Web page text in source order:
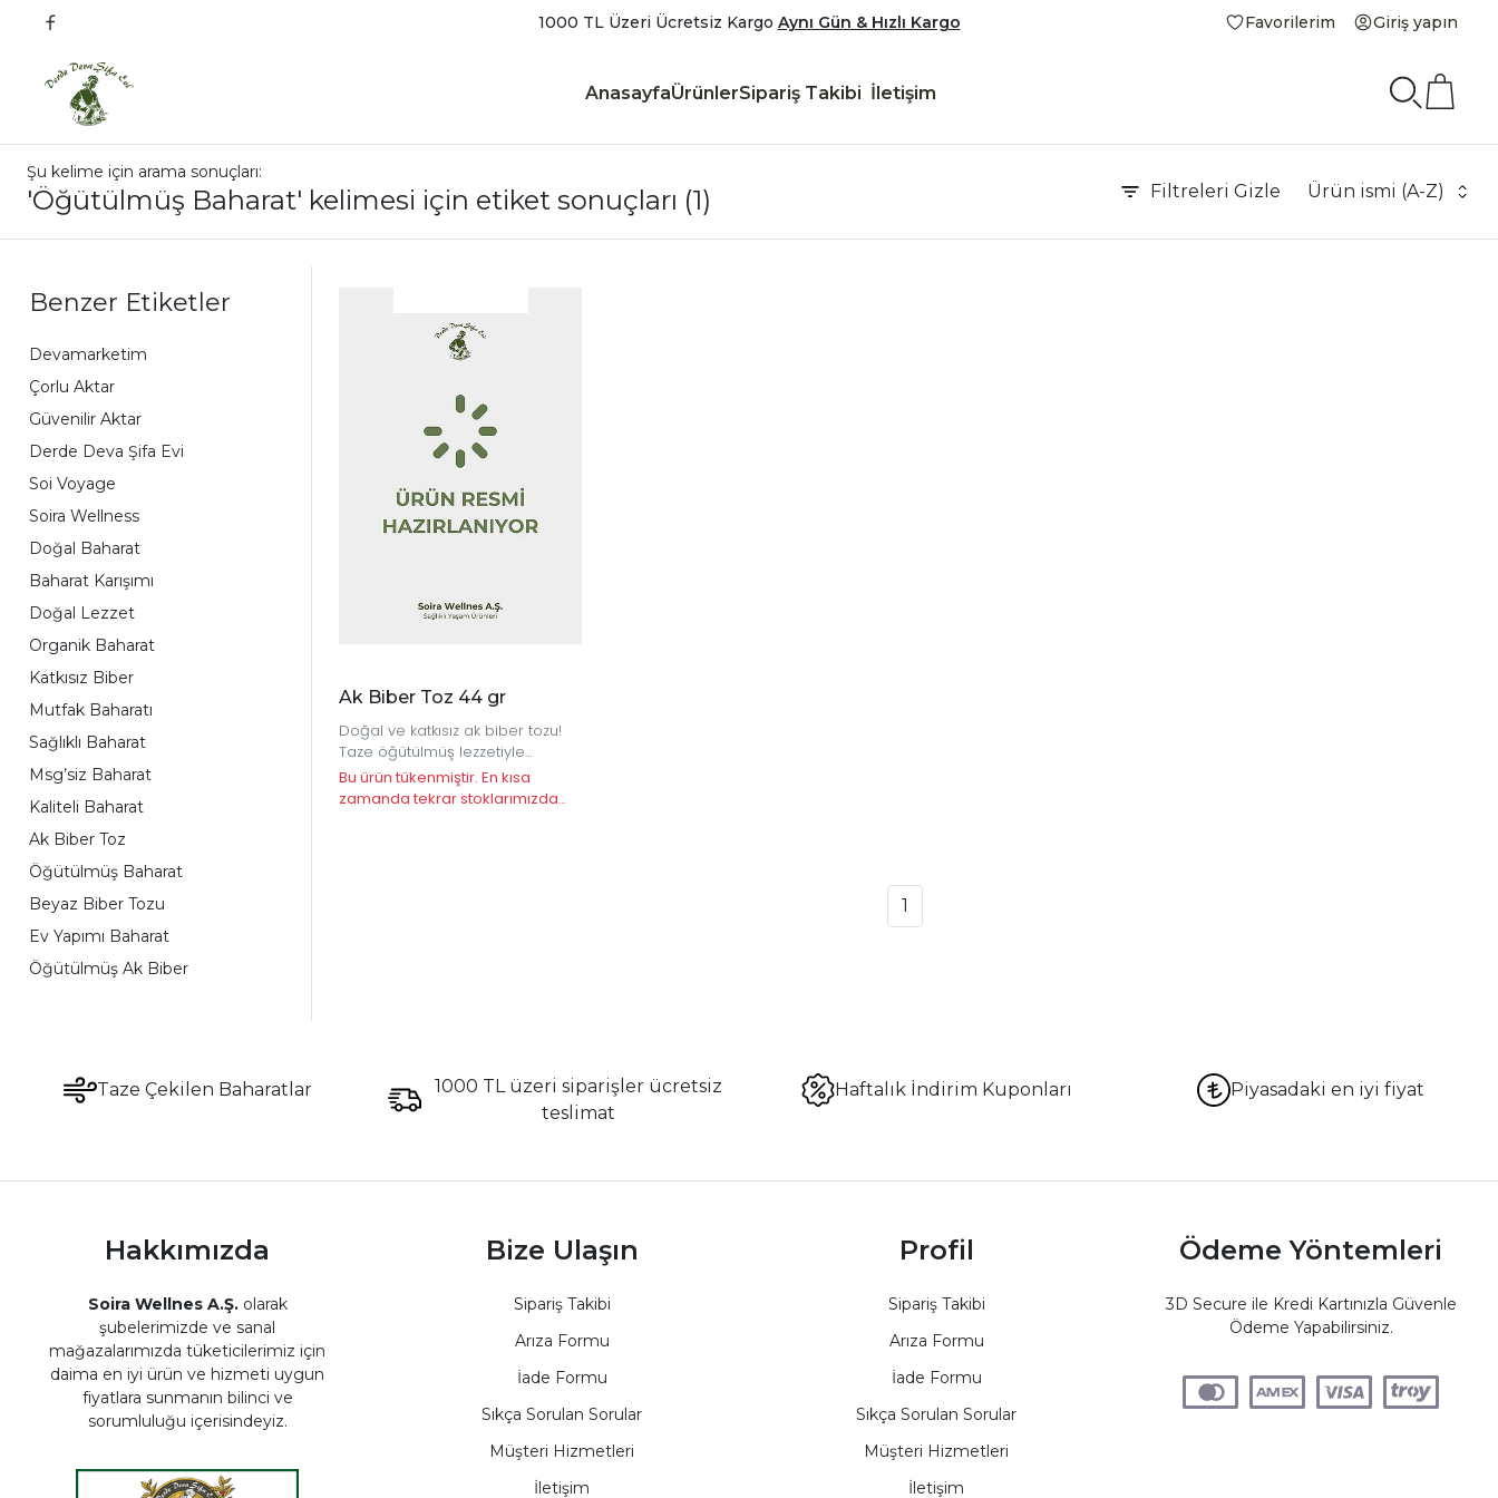
1000 TL Üzeri Ücretsiz Kargo Aynı Gün & Hızlı Kargo Favorilerim Giriş yapın
AnasayfaÜrünlerSipariş Takibi İletişim
Şu kelime için arama sonuçları:
'Öğütülmüş Baharat' kelimesi için etiket sonuçları (1) Filtreleri Gizle Ürün ismi (A-Z)
Benzer Etiketler
Devamarketim
Çorlu Aktar
Güvenilir Aktar
Derde Deva Şifa Evi
Soi Voyage
Soira Wellness
Doğal Baharat
Baharat Karışımı
Doğal Lezzet
Organik Baharat
Katkısız Biber
Mutfak Baharatı
Sağlıklı Baharat
Msg’siz Baharat
Kaliteli Baharat
Ak Biber Toz
Öğütülmüş Baharat
Beyaz Biber Tozu
Ev Yapımı Baharat
Öğütülmüş Ak Biber
Ak Biber Toz 44 gr
Doğal ve katkısız ak biber tozu!
Taze öğütülmüş lezzetiyle
yemeklerinize eşsiz bir aroma
katın.
Bu ürün tükenmiştir. En kısa
zamanda tekrar stoklarımızda
1
Taze Çekilen Baharatlar
1000 TL üzeri siparişler ücretsiz
teslimat
Haftalık İndirim Kuponları Piyasadaki en iyi fiyat
Hakkımızda
Soira Wellnes A.Ş.olarak
şubelerimizde ve sanal
mağazalarımızda tüketicilerimiz için
daima en iyi ürün ve hizmeti uygun
fiyatlara sunmanın bilinci ve
sorumluluğu içerisindeyiz.
Bize Ulaşın
Sipariş Takibi
Arıza Formu
İade Formu
Sıkça Sorulan Sorular
Müşteri Hizmetleri
İletişim
Profil
Sipariş Takibi
Arıza Formu
İade Formu
Sıkça Sorulan Sorular
Müşteri Hizmetleri
İletişim
Ödeme Yöntemleri
3D Secure ile Kredi Kartınızla Güvenle
Ödeme Yapabilirsiniz.